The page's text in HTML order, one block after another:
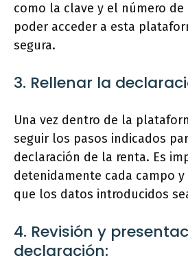
como la clave y el número de
poder acceder a esta
segura.
3. Rellenar la
Una vez dentro de la
seguir los pasos indicados
declaración de la renta. Es
detenidamente cada campo y
que los datos introducidos
4. Revisión y
declaración: